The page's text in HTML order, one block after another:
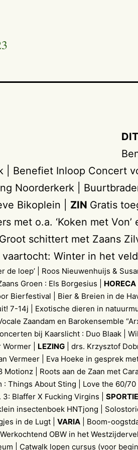
| Benefiet Inloop Concert
Noorderkerk |
Bikoplein | ZIN Gratis
met o.a. ‘Koken met
schittert met Zaans
Winter in het veld |
de loep’ | Roos Nieuwenhuijs &
Groen : Els Borgesius | HORECA
Bierfestival | Bier & Breien in de
7-14j | Exotische dieren in
Zaandam en Barokensemble
bij Kaarslicht : Duo Blaak |
| LEZING | drs. Krzysztof
Vermeer | Eva Hoeke in gesprek
Motionz | Roots aan de Zaan met
: Things About Sting | Love the 60/
3: Blaffer X Fucking Virgins |
insectenboek HNTjong |
in de Lugt | VARIA | Boom-
OBW in het
| Catwalk lopen cursus (voor